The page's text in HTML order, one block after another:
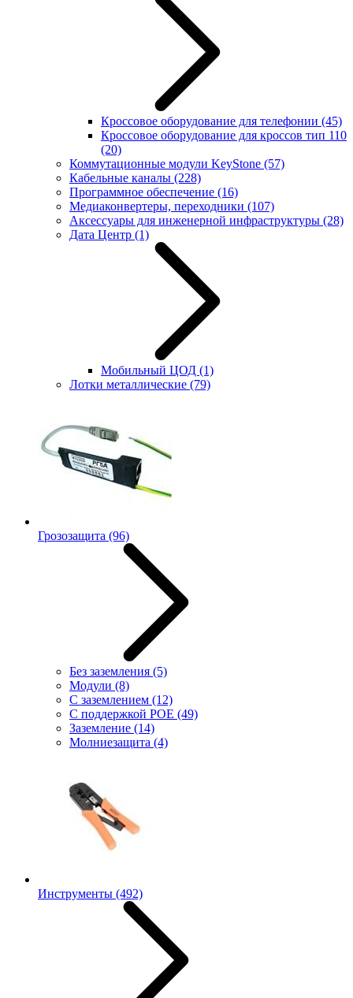
Кроссовое оборудование для телефонии (45)
Кроссовое оборудование для кроссов тип 110
(20)
Коммутационные модули KeyStone (57)
Кабельные каналы (228)
Программное обеспечение (16)
Медиаконвертеры, переходники (107)
Аксессуары для инженерной инфраструктуры (28)
Дата Центр (1)
Мобильный ЦОД (1)
Лотки металлические (79)
Грозозащита (96)
Без заземления (5)
Модули (8)
С заземлением (12)
С поддержкой POE (49)
Заземление (14)
Молниезащита (4)
Инструменты (492)